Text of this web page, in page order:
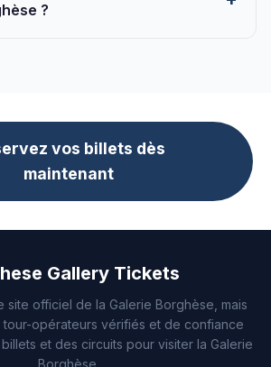
?
vos billets dès
maintenant
Gallery Tickets
site officiel de la Galerie Borghèse, mais
opérateurs vérifiés et de confiance
et des circuits pour visiter la Galerie
Borghèse.